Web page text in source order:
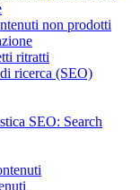
non prodotti
ritratti
ricerca (SEO)
SEO: Search